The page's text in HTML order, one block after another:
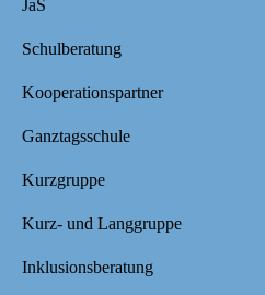
JaS
Schulberatung
Kooperationspartner
Ganztagsschule
Kurzgruppe
Kurz- und Langgruppe
Inklusionsberatung